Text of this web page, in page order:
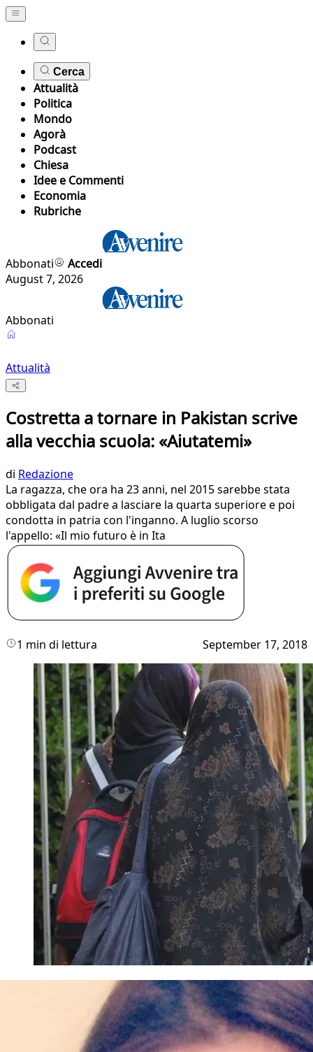
Cerca
Attualità
Politica
Mondo
Agorà
Podcast
Chiesa
Idee e Commenti
Economia
Rubriche
Abbonati
Accedi
August 7, 2026
Abbonati
Attualità
Costretta a tornare in Pakistan scrive
alla vecchia scuola: «Aiutatemi»
di Redazione
La ragazza, che ora ha 23 anni, nel 2015 sarebbe stata
obbligata dal padre a lasciare la quarta superiore e poi
condotta in patria con l'inganno. A luglio scorso
l'appello: «Il mio futuro è in Ita
1 min di lettura September 17, 2018